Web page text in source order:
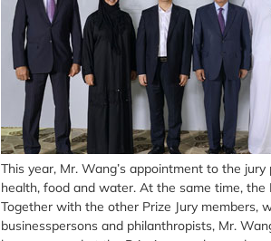
This year, Mr. Wang’s appointment to the
health, food and water. At the same time, the
Together with the other Prize Jury members,
businesspersons and philanthropists, Mr.